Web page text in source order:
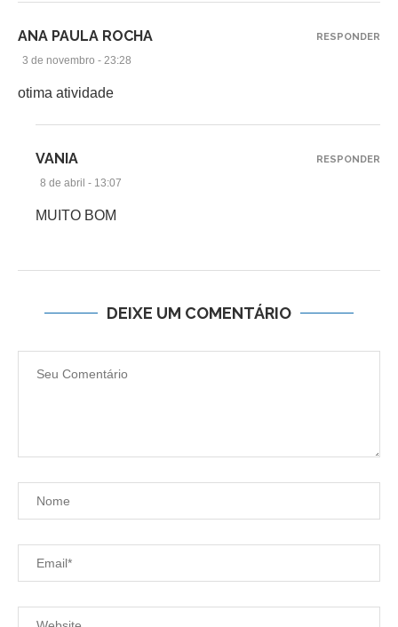
ANA PAULA ROCHA
3 de novembro - 23:28
otima atividade
RESPONDER
VANIA
8 de abril - 13:07
MUITO BOM
RESPONDER
DEIXE UM COMENTÁRIO